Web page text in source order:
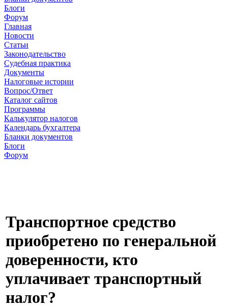
Блоги
Форум
Главная
Новости
Cтатьи
Законодательство
Судебная практика
Документы
Налоговые истории
Вопрос/Ответ
Каталог сайтов
Программы
Калькулятор налогов
Календарь бухгалтера
Бланки документов
Блоги
Форум
Транспортное средство
приобретено по генеральной
доверенности, кто
уплачивает транспортный
налог?